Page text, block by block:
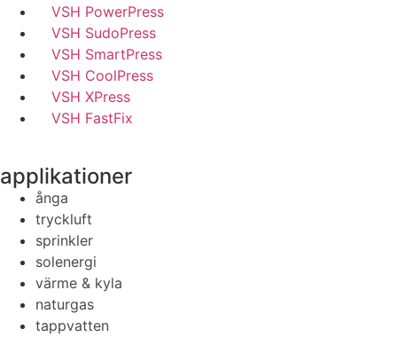
VSH PowerPress
VSH SudoPress
VSH SmartPress
VSH CoolPress
VSH XPress
VSH FastFix
applikationer
ånga
tryckluft
sprinkler
solenergi
värme & kyla
naturgas
tappvatten